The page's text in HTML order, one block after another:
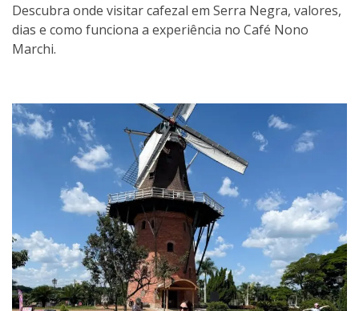
Descubra onde visitar cafezal em Serra Negra, valores,
dias e como funciona a experiência no Café Nono
Marchi.